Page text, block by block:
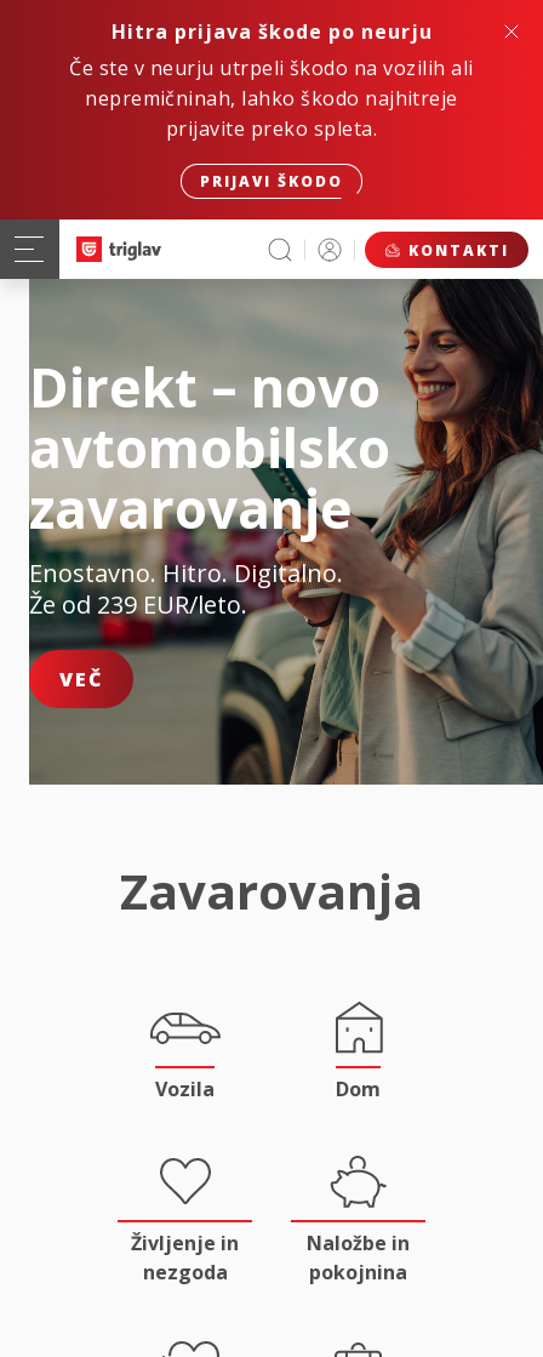
Hitra prijava škode po neurju
Če ste v neurju utrpeli škodo na vozilih ali
nepremičninah, lahko škodo najhitreje
prijavite preko spleta.
PRIJAVI ŠKODO
KONTAKTI
Direkt – novo
avtomobilsko
zavarovanje
Enostavno. Hitro. Digitalno.
Že od 239 EUR/leto.
VEČ
Zavarovanja
Vozila Dom
Življenje in
nezgoda
Naložbe in
pokojnina